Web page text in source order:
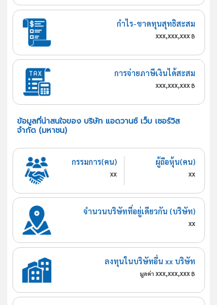
กำไร-ขาดทุนสุทธิสะสม
xxx,xxx,xxx฿
การจ่ายภาษีเงินได้สะสม
xxx,xxx,xxx฿
ข้อมูลที่น่าสนใจของ บริษัท แอดวานซ์ เว็บ เซอร์วิส
จำกัด (มหาชน)
กรรมการ(คน)
xx
ผู้ถือหุ้น(คน)
xx
จำนวนบริษัทที่อยู่เดียวกัน (บริษัท)
xx
ลงทุนในบริษัทอื่น xx บริษัท
มูลค่า xxx,xxx,xxx ฿